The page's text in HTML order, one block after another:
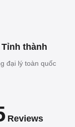
Tỉnh thành
đại lý toàn quốc
Reviews